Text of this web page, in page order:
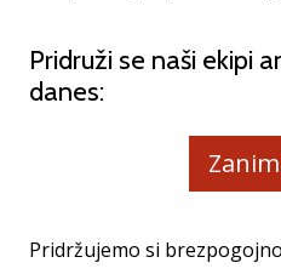
Pridruži se naši ekipi
danes:
Pridržujemo si